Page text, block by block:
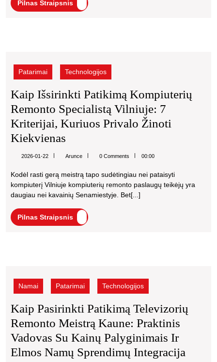
Kai
Slysta
Slėgis
Ar
Užsikemša
Sistema
Pilnas Straipsnis
Pilnas
patikimą
kompiuterių
specialistą
Vilniuje:
kuriuos
privalo
kiekvienas
Patarimai Technologijos
Kaip Išsirinkti Patikimą Kompiuterių
Remonto Specialistą Vilniuje: 7
Kriterijai, Kuriuos Privalo Žinoti
Kiekvienas
Išsirinkti
Kompiuterių
Remonto
Specialistą
Vilniuje:
Privalo
Žinoti
Kiekvienas
2026-01-22 ArunceArunce 0 Comments 00:00
Kodėl rasti gerą meistrą tapo sudėtingiau nei pataisyti
kompiuterį Vilniuje kompiuterių remonto paslaugų teikėjų yra
daugiau nei kavainių Senamiestyje. Bet[...]
Pilnas Straipsnis
Pilnas
patikimą
televizorių
meistrą
Kaune:
praktinis
su
Namai Patarimai Technologijos
Kaip Pasirinkti Patikimą Televizorių
Remonto Meistrą Kaune: Praktinis
Vadovas Su Kainų Palyginimais Ir
Elmos Namų Sprendimų Integracija